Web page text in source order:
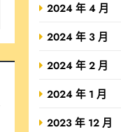
2024 年 4 月
2024 年 3 月
2024 年 2 月
2024 年 1 月
2023 年 12 月